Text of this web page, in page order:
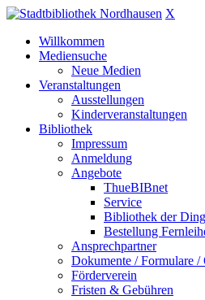
X
Willkommen
Mediensuche
Neue Medien
Veranstaltungen
Ausstellungen
Kinderveranstaltungen
Bibliothek
Impressum
Anmeldung
Angebote
ThueBIBnet
Service
Bibliothek der
Bestellung
Ansprechpartner
Dokumente / Formulare /
Förderverein
Fristen & Gebühren